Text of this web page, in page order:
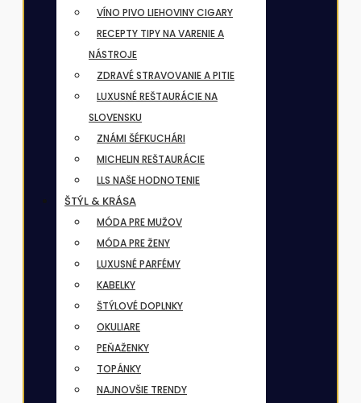
VÍNO PIVO LIEHOVINY CIGARY
RECEPTY TIPY NA VARENIE A
NÁSTROJE
ZDRAVÉ STRAVOVANIE A PITIE
LUXUSNÉ REŠTAURÁCIE NA
SLOVENSKU
ZNÁMI ŠÉFKUCHÁRI
MICHELIN REŠTAURÁCIE
LLS NAŠE HODNOTENIE
ŠTÝL & KRÁSA
MÓDA PRE MUŽOV
MÓDA PRE ŽENY
LUXUSNÉ PARFÉMY
KABELKY
ŠTÝLOVÉ DOPLNKY
OKULIARE
PEŇAŽENKY
TOPÁNKY
NAJNOVŠIE TRENDY